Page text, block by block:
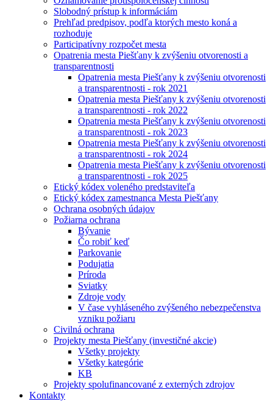
Slobodný prístup k informáciám
Prehľad predpisov, podľa ktorých mesto koná a
rozhoduje
Participatívny rozpočet mesta
Opatrenia mesta Piešťany k zvýšeniu otvorenosti a
transparentnosti
Opatrenia mesta Piešťany k zvýšeniu otvorenosti
a transparentnosti - rok 2021
Opatrenia mesta Piešťany k zvýšeniu otvorenosti
a transparentnosti - rok 2022
Opatrenia mesta Piešťany k zvýšeniu otvorenosti
a transparentnosti - rok 2023
Opatrenia mesta Piešťany k zvýšeniu otvorenosti
a transparentnosti - rok 2024
Opatrenia mesta Piešťany k zvýšeniu otvorenosti
a transparentnosti - rok 2025
Etický kódex voleného predstaviteľa
Etický kódex zamestnanca Mesta Piešťany
Ochrana osobných údajov
Požiarna ochrana
Bývanie
Čo robiť keď
Parkovanie
Podujatia
Príroda
Sviatky
Zdroje vody
V čase vyhláseného zvýšeného nebezpečenstva
vzniku požiaru
Civilná ochrana
Projekty mesta Piešťany (investičné akcie)
Všetky projekty
Všetky kategórie
KB
Projekty spolufinancované z externých zdrojov
Kontakty